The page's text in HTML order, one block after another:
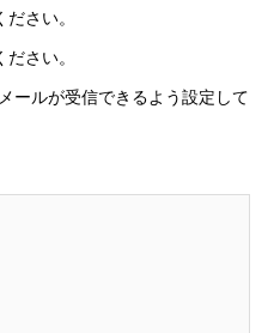
さい。
さい。
ールが受信できるよう設定して